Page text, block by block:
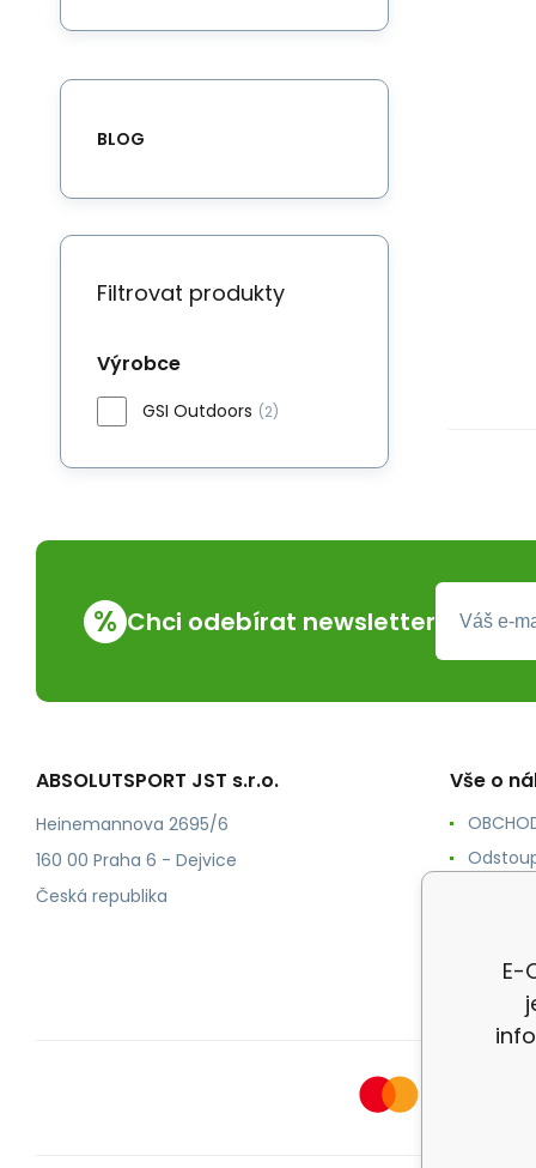
BLOG
Filtrovat produkty
Výrobce
GSI Outdoors (2)
% Chci odebírat newsletter
ABSOLUTSPORT JST s.r.o.
Heinemannova 2695/6
160 00 Praha 6 - Dejvice
Česká republika
Vše o
E-